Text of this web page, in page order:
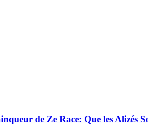
de Ze Race: Que les Alizés